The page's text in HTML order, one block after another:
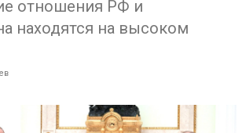
отношения РФ и
находятся на высоком